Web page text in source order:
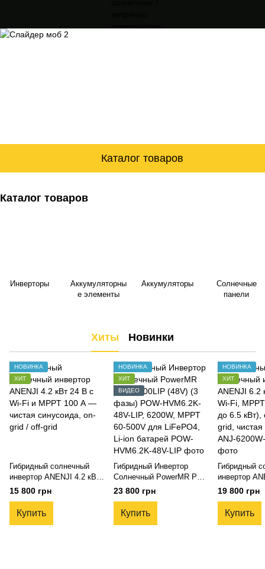
Каталог товаров
Каталог товаров
Инверторы
Аккумуляторны
е элементы
Аккумуляторы
Солнечные
панели
Хиты Новинки
НОВИНКА
ХИТ
Гибридный солнечный
инвертор ANENJI 4.2 кВт
24 В с Wi-Fi, MPPT 100 А
(PV до 4.5 кВт), on-grid /
off-grid, чистая синусоида
15 800 грн
Купить
НОВИНКА
ХИТ
ВИДЕО
Гибридный Инвертор
Солнечный PowerMR PRO
6200LIP (48V) (3 фазы)
POW-HVM6.2K-48V-LIP,
6200W, MPPT 60-500V
для LiFePO4, Li-ion
23 800 грн
Купить
НОВИНКА
ХИТ
Гибридный
инвертор
48 В с Wi-
(PV до 6.5
off-grid,
19 800 грн
Купить